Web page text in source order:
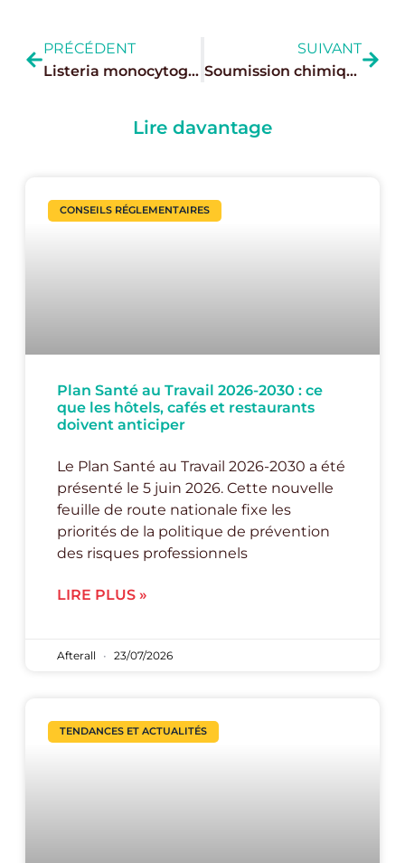
PRÉCÉDENT
Listeria monocytogenes : ce qui change au 1er juillet 2026 avec le règlement (UE) 2024/2895
SUIVANT
Soumission chimique : les cafés, bars et établissements de nuit appelés à renforcer leurs réflexes de prévention
Lire davantage
CONSEILS RÉGLEMENTAIRES
Plan Santé au Travail 2026-2030 : ce
que les hôtels, cafés et restaurants
doivent anticiper
Le Plan Santé au Travail 2026-2030 a été
présenté le 5 juin 2026. Cette nouvelle
feuille de route nationale fixe les
priorités de la politique de prévention
des risques professionnels
LIRE PLUS »
Afterall 23/07/2026
TENDANCES ET ACTUALITÉS